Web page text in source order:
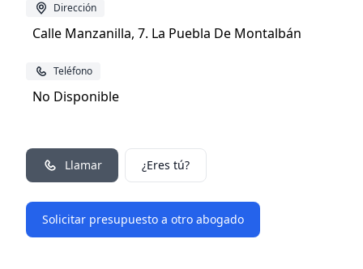
Dirección
Calle Manzanilla, 7. La Puebla De Montalbán
Teléfono
No Disponible
Llamar ¿Eres tú?
Solicitar presupuesto a otro abogado